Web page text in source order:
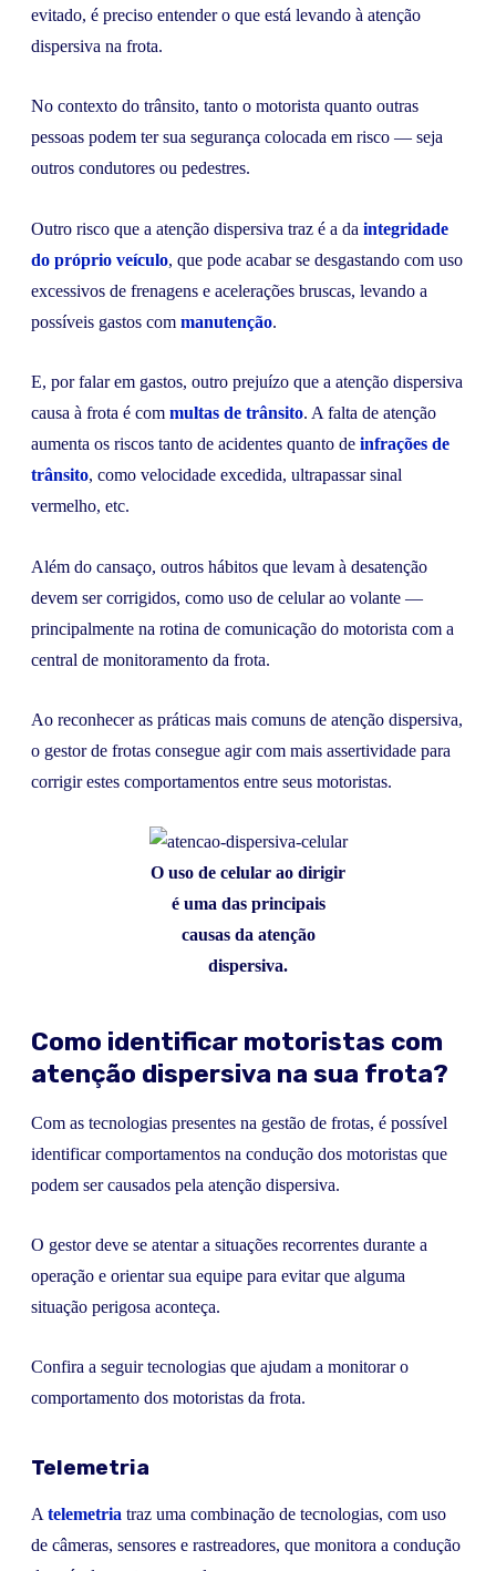
evitado, é preciso entender o que está levando à atenção
dispersiva na frota.
No contexto do trânsito, tanto o motorista quanto outras
pessoas podem ter sua segurança colocada em risco — seja
outros condutores ou pedestres.
Outro risco que a atenção dispersiva traz é a da integridade
do próprio veículo, que pode acabar se desgastando com uso
excessivos de frenagens e acelerações bruscas, levando a
possíveis gastos com manutenção.
E, por falar em gastos, outro prejuízo que a atenção dispersiva
causa à frota é com multas de trânsito. A falta de atenção
aumenta os riscos tanto de acidentes quanto de infrações de
trânsito, como velocidade excedida, ultrapassar sinal
vermelho, etc.
Além do cansaço, outros hábitos que levam à desatenção
devem ser corrigidos, como uso de celular ao volante —
principalmente na rotina de comunicação do motorista com a
central de monitoramento da frota.
Ao reconhecer as práticas mais comuns de atenção dispersiva,
o gestor de frotas consegue agir com mais assertividade para
corrigir estes comportamentos entre seus motoristas.
O uso de celular ao dirigir
é uma das principais
causas da atenção
dispersiva.
Como identificar motoristas com
atenção dispersiva na sua frota?
Com as tecnologias presentes na gestão de frotas, é possível
identificar comportamentos na condução dos motoristas que
podem ser causados pela atenção dispersiva.
O gestor deve se atentar a situações recorrentes durante a
operação e orientar sua equipe para evitar que alguma
situação perigosa aconteça.
Confira a seguir tecnologias que ajudam a monitorar o
comportamento dos motoristas da frota.
Telemetria
A telemetria traz uma combinação de tecnologias, com uso
de câmeras, sensores e rastreadores, que monitora a condução